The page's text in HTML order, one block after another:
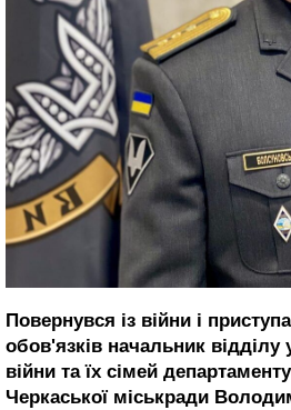
Повернувся із війни і
обов'язків начальник відділу
війни та їх сімей
Черкаської міськради